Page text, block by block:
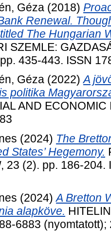
Géza (2018)
Renewal.
The Hungarian
SZEMLE:
435-443. ISSN
Géza (2022)A
politika
AND
(2024) The
States’ Hegemony.
23 (2). pp. 186-
(2024)A Bretton
alapköve.
6883